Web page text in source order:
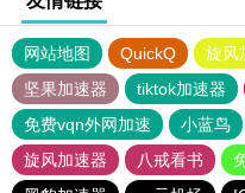
网站地图 QuickQ 旋风
坚果加速器
tiktok加速器
免费vqn外网加速
小蓝鸟
旋风加速器
八戒看书